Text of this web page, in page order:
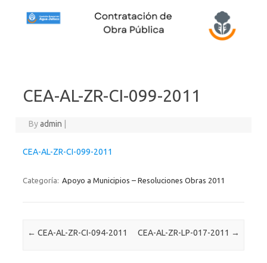
CEA-AL-ZR-CI-099-2011
Byadmin
CEA-AL-ZR-CI-099-2011
Categoría: Apoyo a Municipios – Resoluciones Obras 2011
Post navigation
← CEA-AL-ZR-CI-094-2011 CEA-AL-ZR-LP-017-2011 →